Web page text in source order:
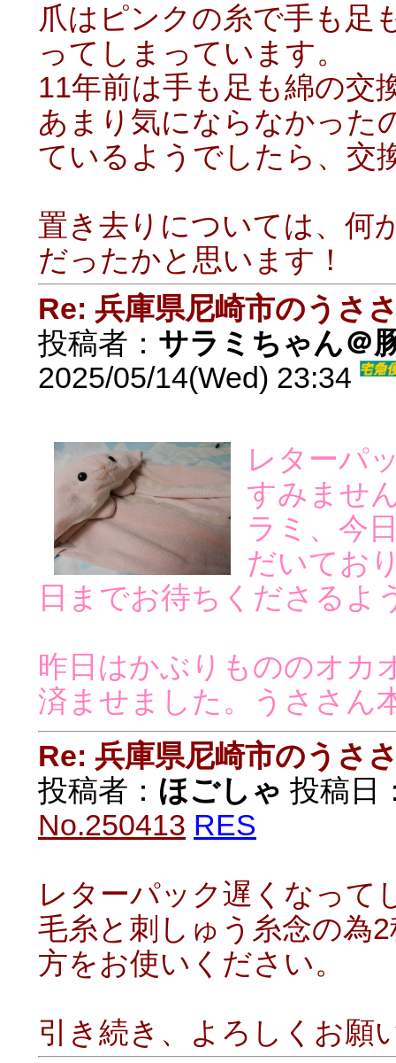
爪はピンクの糸で手も足
ってしまっています。
11年前は手も足も綿の交
あまり気にならなかった
ているようでしたら、交
置き去りについては、何
だったかと思います！
Re: 兵庫県尼崎市のうさ
投稿者： サラミちゃん＠
2025/05/14(Wed) 23:34
レターパ
すみませ
ラミ、今
だいてお
日までお待ちくださるよ
昨日はかぶりもののオカ
済ませました。うささん
Re: 兵庫県尼崎市のうさ
投稿者： ほごしゃ 投稿日
No.250413 RES
レターパック遅くなっ
毛糸と刺しゅう糸念の為
方をお使いください。
引き続き、よろしくお願